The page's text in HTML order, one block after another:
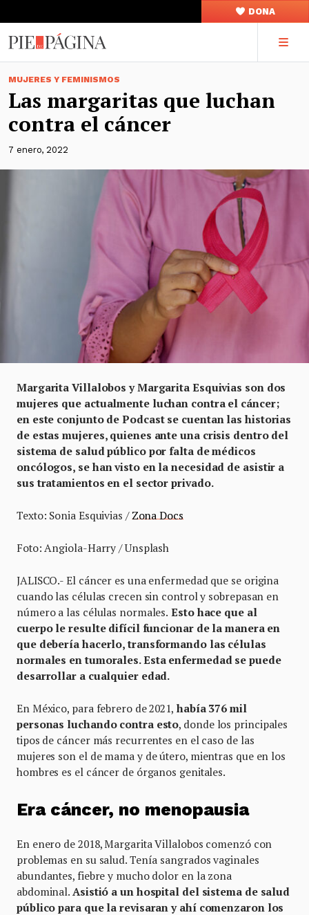
DONA
MUJERES Y FEMINISMOS
Las margaritas que luchan
contra el cáncer
7 enero, 2022
Margarita Villalobos y Margarita Esquivias son dos
mujeres que actualmente luchan contra el cáncer;
en este conjunto de Podcast se cuentan las historias
de estas mujeres, quienes ante una crisis dentro del
sistema de salud público por falta de médicos
oncólogos, se han visto en la necesidad de asistir a
sus tratamientos en el sector privado.
Texto: Sonia Esquivias /Zona Docs
Foto: Angiola-Harry / Unsplash
JALISCO.- El cáncer es una enfermedad que se origina
cuando las células crecen sin control y sobrepasan en
número a las células normales. Esto hace que al
cuerpo le resulte difícil funcionar de la manera en
que debería hacerlo, transformando las células
normales en tumorales. Esta enfermedad se puede
desarrollar a cualquier edad.
En México, para febrero de 2021, había 376 mil
personas luchando contra esto, donde los principales
tipos de cáncer más recurrentes en el caso de las
mujeres son el de mama y de útero, mientras que en los
hombres es el cáncer de órganos genitales.
Era cáncer, no menopausia
En enero de 2018, Margarita Villalobos comenzó con
problemas en su salud. Tenía sangrados vaginales
abundantes, fiebre y mucho dolor en la zona
abdominal. Asistió a un hospital del sistema de salud
público para que la revisaran y ahí comenzaron los